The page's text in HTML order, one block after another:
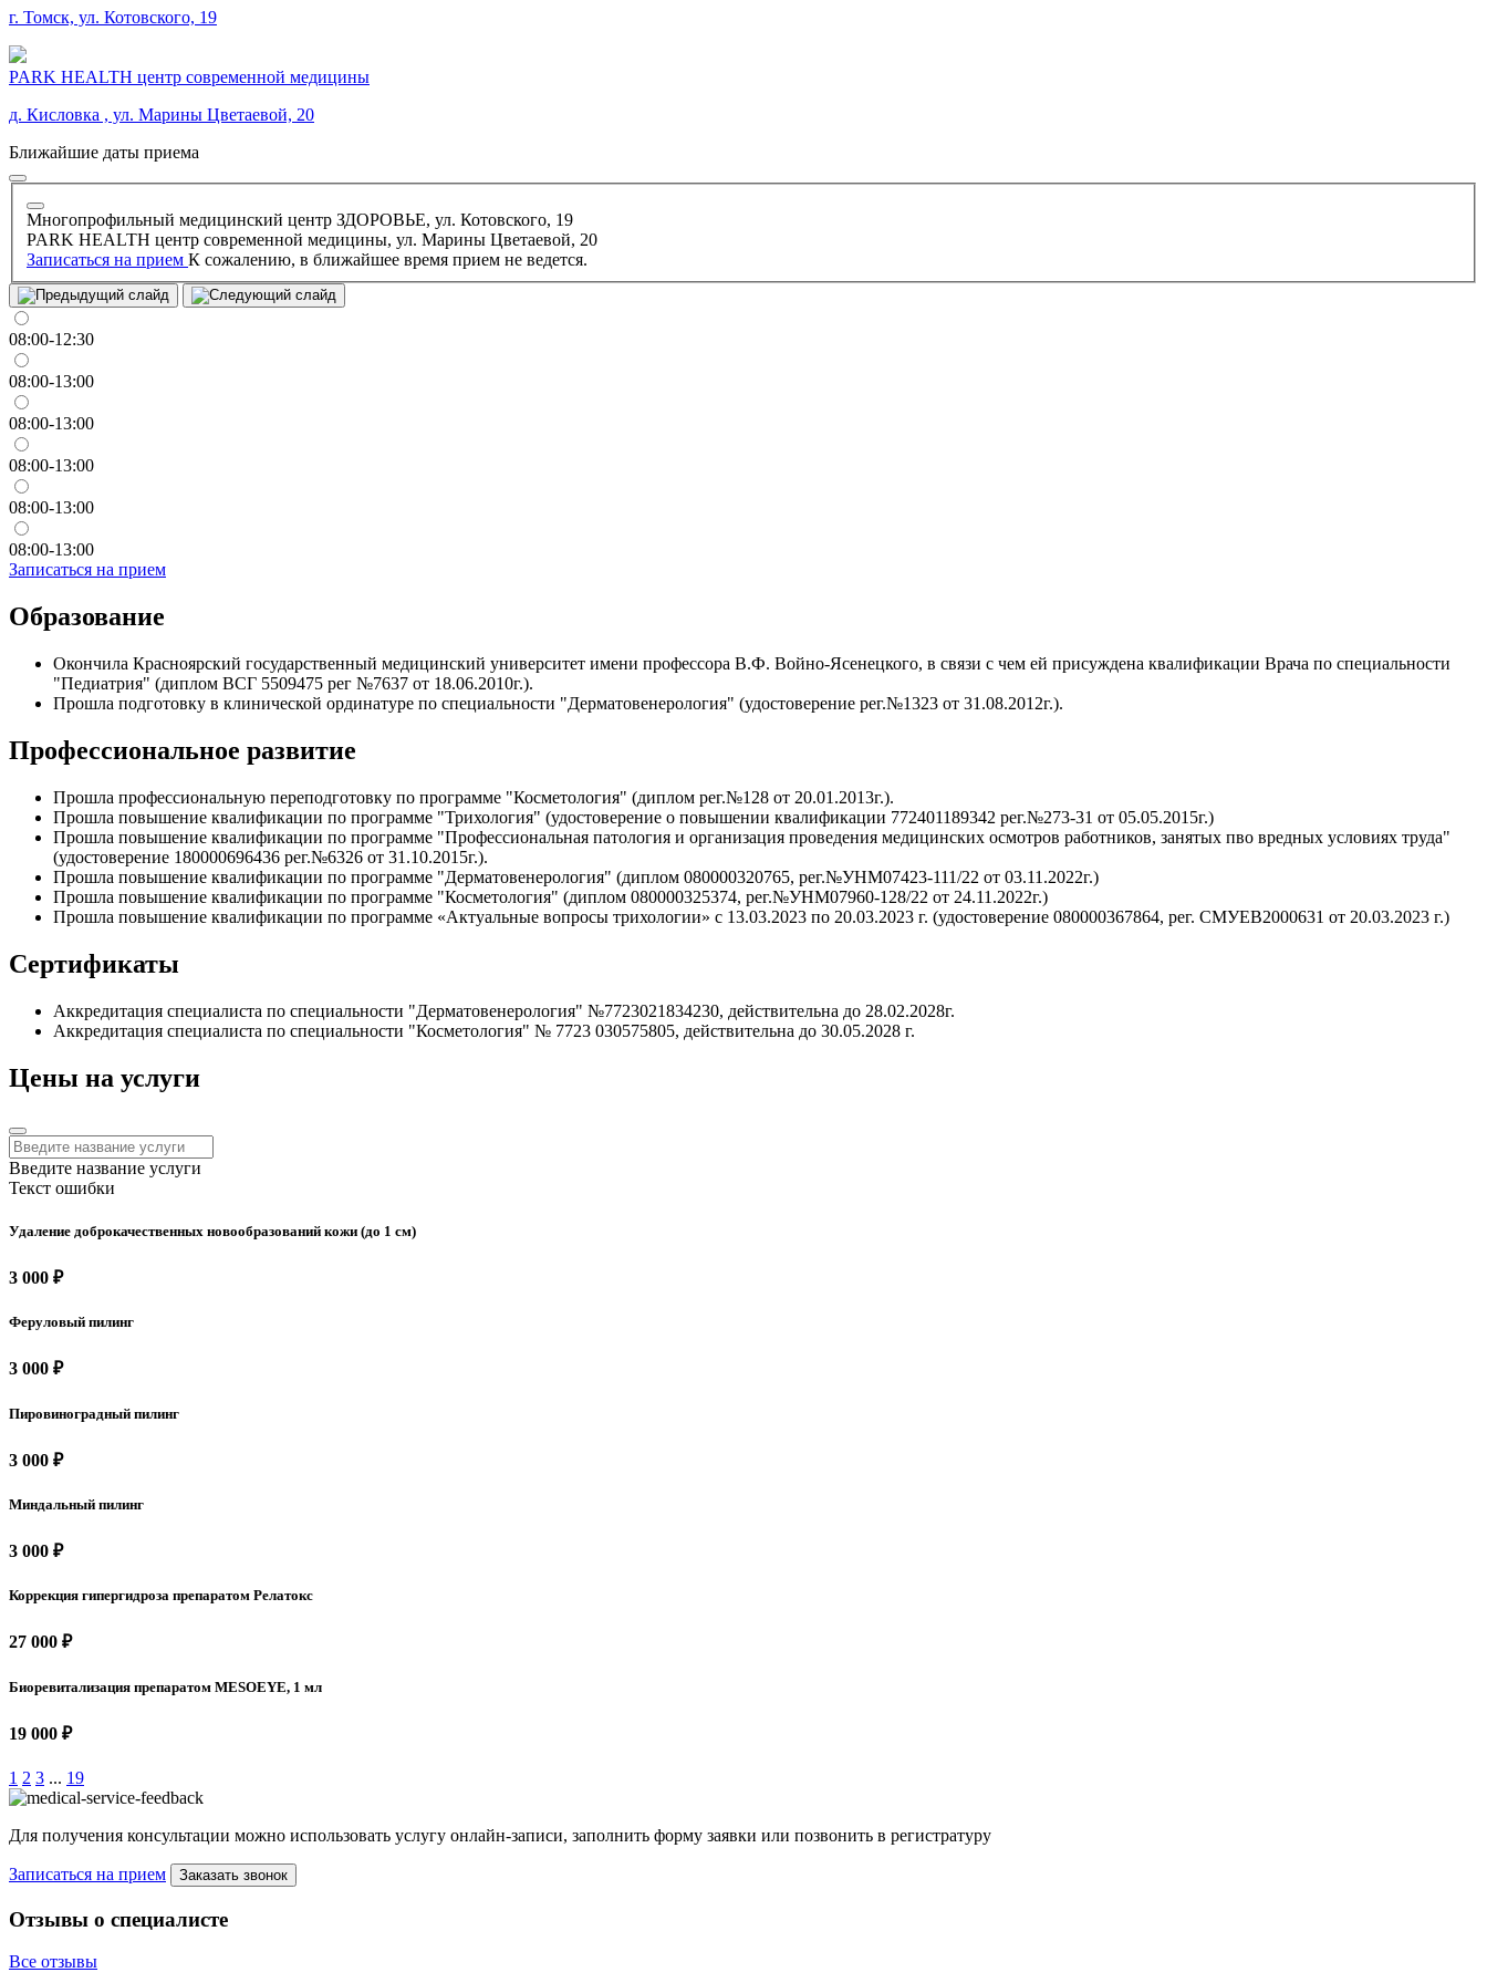
г. Томск, ул. Котовского, 19
PARK HEALTH центр современной медицины
д. Кисловка , ул. Марины Цветаевой, 20
Ближайшие даты приема
Многопрофильный медицинский центр ЗДОРОВЬЕ, ул. Котовского, 19
PARK HEALTH центр современной медицины, ул. Марины Цветаевой, 20
Записаться на прием К сожалению, в ближайшее время прием не ведется.
08:00-12:30
08:00-13:00
08:00-13:00
08:00-13:00
08:00-13:00
08:00-13:00
Записаться на прием
Образование
Окончила Красноярский государственный медицинский университет имени профессора В.Ф. Войно-Ясенецкого, в связи с чем ей присуждена квалификации Врача по специальности
"Педиатрия" (диплом ВСГ 5509475 рег №7637 от 18.06.2010г.).
Прошла подготовку в клинической ординатуре по специальности "Дерматовенерология" (удостоверение рег.№1323 от 31.08.2012г.).
Профессиональное развитие
Прошла профессиональную переподготовку по программе "Косметология" (диплом рег.№128 от 20.01.2013г.).
Прошла повышение квалификации по программе "Трихология" (удостоверение о повышении квалификации 772401189342 рег.№273-31 от 05.05.2015г.)
Прошла повышение квалификации по программе "Профессиональная патология и организация проведения медицинских осмотров работников, занятых пво вредных условиях труда"
(удостоверение 180000696436 рег.№6326 от 31.10.2015г.).
Прошла повышение квалификации по программе "Дерматовенерология" (диплом 080000320765, рег.№УНМ07423-111/22 от 03.11.2022г.)
Прошла повышение квалификации по программе "Косметология" (диплом 080000325374, рег.№УНМ07960-128/22 от 24.11.2022г.)
Прошла повышение квалификации по программе «Актуальные вопросы трихологии» с 13.03.2023 по 20.03.2023 г. (удостоверение 080000367864, рег. СМУЕВ2000631 от 20.03.2023 г.)
Сертификаты
Аккредитация специалиста по специальности "Дерматовенерология" №7723021834230, действительна до 28.02.2028г.
Аккредитация специалиста по специальности "Косметология" № 7723 030575805, действительна до 30.05.2028 г.
Цены на услуги
Введите название услуги
Текст ошибки
Удаление доброкачественных новообразований кожи (до 1 см)
3 000 ₽
Феруловый пилинг
3 000 ₽
Пировиноградный пилинг
3 000 ₽
Миндальный пилинг
3 000 ₽
Коррекция гипергидроза препаратом Релатокс
27 000 ₽
Биоревитализация препаратом MESOEYE, 1 мл
19 000 ₽
1 2 3 ... 19
Для получения консультации можно использовать услугу онлайн-записи, заполнить форму заявки или позвонить в регистратуру
Записаться на прием Заказать звонок
Отзывы о специалисте
Все отзывы